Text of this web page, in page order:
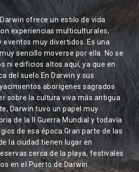
ofrece un estilo de vida
experiencias multiculturales,
eventos muy divertidos. Es una
sencillo moverse por ella. No se
ni edificios altos aquí, ya que en
del suelo.En Darwin y sus
aborígenes sagrados
sobre la cultura viva más antigua
Darwin tuvo un papel muy
de la II Guerra Mundial y todavía
de esa época.Gran parte de las
la ciudad tienen lugar en
cerca de la playa, festivales
en el Puerto de Darwin.